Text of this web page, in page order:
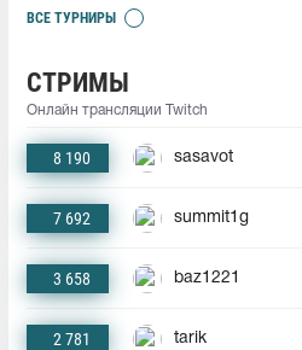
ВСЕ ТУРНИРЫ
СТРИМЫ
Онлайн трансляции Twitch
8 190 sasavot
7 692 summit1g
3 658 baz1221
2 781 tarik